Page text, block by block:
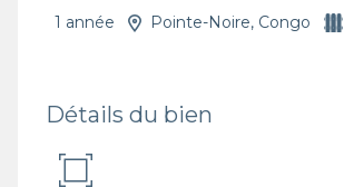
1 année Pointe-Noire, Congo
Détails du bien